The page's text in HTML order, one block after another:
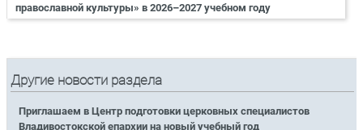
православной культуры» в 2026–2027 учебном году
Другие новости раздела
Приглашаем в Центр подготовки церковных специалистов
Владивостокской епархии на новый учебный год